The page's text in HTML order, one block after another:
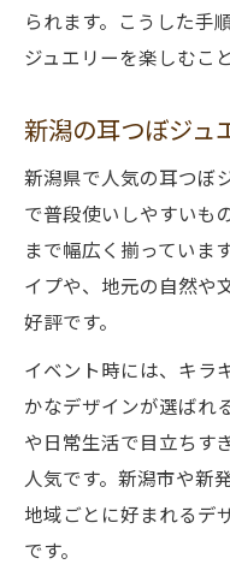
られます。こうした手
ジュエリーを楽しむこ
新潟の耳つぼジュ
新潟県で人気の耳つぼ
で普段使いしやすいも
まで幅広く揃っていま
イプや、地元の自然や
好評です。
イベント時には、キラ
かなデザインが選ばれ
や日常生活で目立ちす
人気です。新潟市や新
地域ごとに好まれるデ
です。